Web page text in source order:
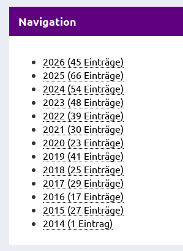
Navigation
2026 (45 Einträge)
2025 (66 Einträge)
2024 (54 Einträge)
2023 (48 Einträge)
2022 (39 Einträge)
2021 (30 Einträge)
2020 (23 Einträge)
2019 (41 Einträge)
2018 (25 Einträge)
2017 (29 Einträge)
2016 (17 Einträge)
2015 (27 Einträge)
2014 (1 Eintrag)